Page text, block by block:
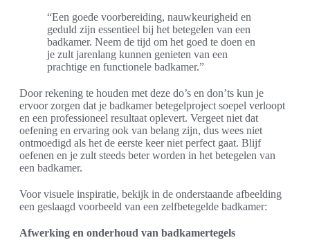
“Een goede voorbereiding, nauwkeurigheid en
geduld zijn essentieel bij het betegelen van een
badkamer. Neem de tijd om het goed te doen en
je zult jarenlang kunnen genieten van een
prachtige en functionele badkamer.”
Door rekening te houden met deze do’s en don’ts kun je
ervoor zorgen dat je badkamer betegelproject soepel verloopt
en een professioneel resultaat oplevert. Vergeet niet dat
oefening en ervaring ook van belang zijn, dus wees niet
ontmoedigd als het de eerste keer niet perfect gaat. Blijf
oefenen en je zult steeds beter worden in het betegelen van
een badkamer.
Voor visuele inspiratie, bekijk in de onderstaande afbeelding
een geslaagd voorbeeld van een zelfbetegelde badkamer:
Afwerking en onderhoud van badkamertegels